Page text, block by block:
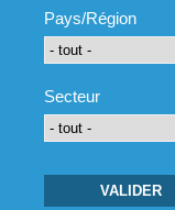
Pays/Région
Secteur